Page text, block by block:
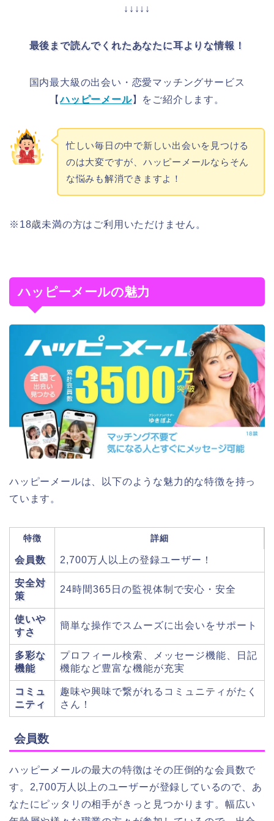
↓↓↓↓↓
最後まで読んでくれたあなたに耳よりな情報！
国内最大級の出会い・恋愛マッチングサービス
【ハッピーメール】をご紹介します。
忙しい毎日の中で新しい出会いを見つける
のは大変ですが、ハッピーメールならそん
な悩みも解消できますよ！
※18歳未満の方はご利用いただけません。
ハッピーメールの魅力
ハッピーメールは、以下のような魅力的な特徴を持っ
ています。
特徴 詳細
会員数 2,700万人以上の登録ユーザー！
安全対
策
24時間365日の監視体制で安心・安全
使いや
すさ
簡単な操作でスムーズに出会いをサポート
多彩な
機能
プロフィール検索、メッセージ機能、日記
機能など豊富な機能が充実
コミュ
ニティ
趣味や興味で繋がれるコミュニティがたく
さん！
会員数
ハッピーメールの最大の特徴はその圧倒的な会員数で
す。2,700万人以上のユーザーが登録しているので、あ
なたにピッタリの相手がきっと見つかります。幅広い